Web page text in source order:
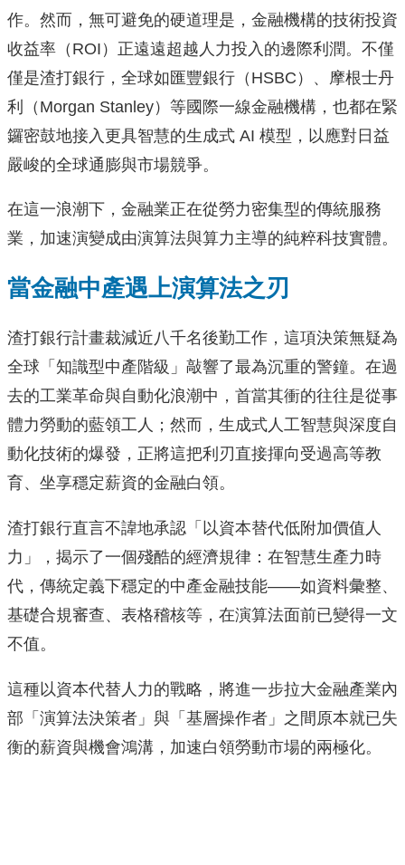
作。然而，無可避免的硬道理是，金融機構的技術投資
收益率（ROI）正遠遠超越人力投入的邊際利潤。不僅
僅是渣打銀行，全球如匯豐銀行（HSBC）、摩根士丹
利（Morgan Stanley）等國際一線金融機構，也都在緊
鑼密鼓地接入更具智慧的生成式 AI 模型，以應對日益
嚴峻的全球通膨與市場競爭。
在這一浪潮下，金融業正在從勞力密集型的傳統服務
業，加速演變成由演算法與算力主導的純粹科技實體。
當金融中產遇上演算法之刃
渣打銀行計畫裁減近八千名後勤工作，這項決策無疑為
全球「知識型中產階級」敲響了最為沉重的警鐘。在過
去的工業革命與自動化浪潮中，首當其衝的往往是從事
體力勞動的藍領工人；然而，生成式人工智慧與深度自
動化技術的爆發，正將這把利刃直接揮向受過高等教
育、坐享穩定薪資的金融白領。
渣打銀行直言不諱地承認「以資本替代低附加價值人
力」，揭示了一個殘酷的經濟規律：在智慧生產力時
代，傳統定義下穩定的中產金融技能——如資料彙整、
基礎合規審查、表格稽核等，在演算法面前已變得一文
不值。
這種以資本代替人力的戰略，將進一步拉大金融產業內
部「演算法決策者」與「基層操作者」之間原本就已失
衡的薪資與機會鴻溝，加速白領勞動市場的兩極化。